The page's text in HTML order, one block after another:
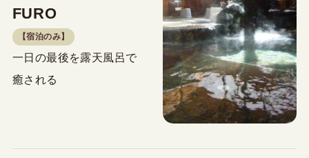
FURO
【宿泊のみ】
一日の最後を露天風呂で
癒される